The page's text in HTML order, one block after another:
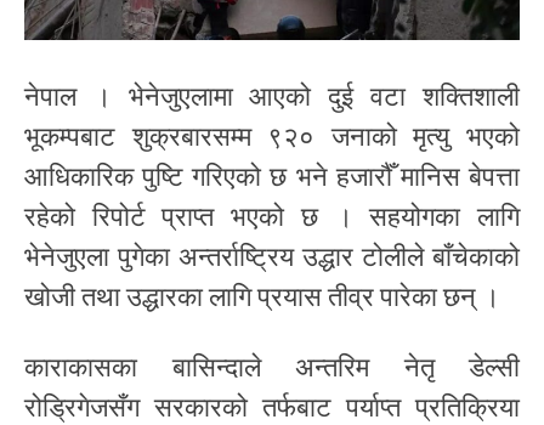
नेपाल । भेनेजुएलामा आएको दुई वटा शक्तिशाली
भूकम्पबाट शुक्रबारसम्म ९२० जनाको मृत्यु भएको
आधिकारिक पुष्टि गरिएको छ भने हजारौँ मानिस बेपत्ता
रहेको रिपोर्ट प्राप्त भएको छ । सहयोगका लागि
भेनेजुएला पुगेका अन्तर्राष्ट्रिय उद्धार टोलीले बाँचेकाको
खोजी तथा उद्धारका लागि प्रयास तीव्र पारेका छन् ।
काराकासका बासिन्दाले अन्तरिम नेतृ डेल्सी
रोड्रिगेजसँग सरकारको तर्फबाट पर्याप्त प्रतिक्रिया